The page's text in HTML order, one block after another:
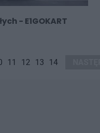
- E1GOKART
11 12 13 14